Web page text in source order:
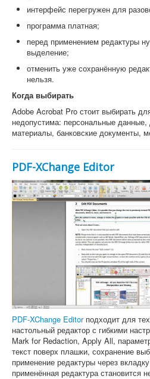
интерфейс перегружен для
программа платная;
перед применением редактуры
выделение;
отменить уже сохранённую
нельзя.
Когда выбирать
Adobe Acrobat Pro стоит выбирать
недопустима: персональные
материалы, банковские документы,
PDF-XChange Editor
PDF-XChange Editorподходит для
настольный редактор с гибкими
Mark for Redaction, Apply All,
текст поверх плашки, сохранение
применение редактуры через
применённая редактура становится